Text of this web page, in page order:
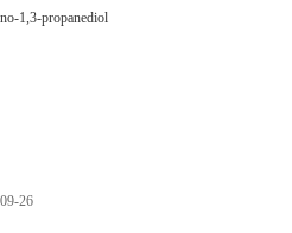
1,3-propanediol
26